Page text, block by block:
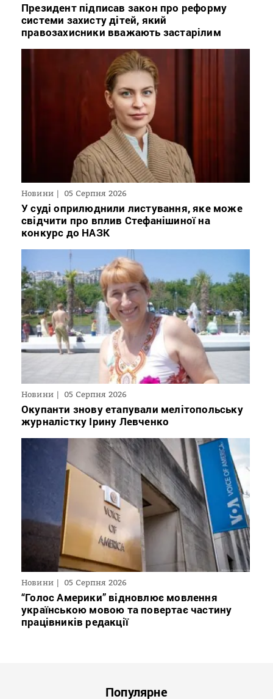
Президент підписав закон про реформу
системи захисту дітей, який
правозахисники вважають застарілим
Новини 05 Серпня 2026
У суді оприлюднили листування, яке може
свідчити про вплив Стефанішиної на
конкурс до НАЗК
Новини 05 Серпня 2026
Окупанти знову етапували мелітопольську
журналістку Ірину Левченко
Новини 05 Серпня 2026
“Голос Америки” відновлює мовлення
українською мовою та повертає частину
працівників редакції
Популярне